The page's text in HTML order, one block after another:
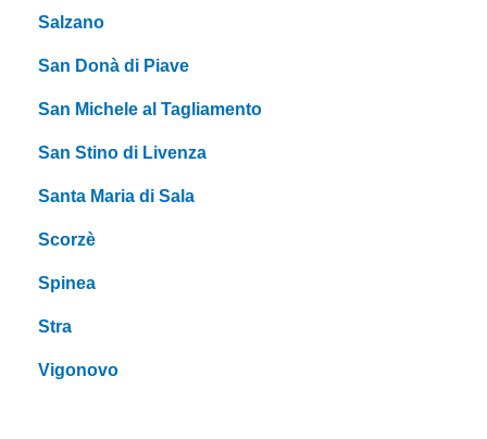
Salzano
San Donà di Piave
San Michele al Tagliamento
San Stino di Livenza
Santa Maria di Sala
Scorzè
Spinea
Stra
Vigonovo